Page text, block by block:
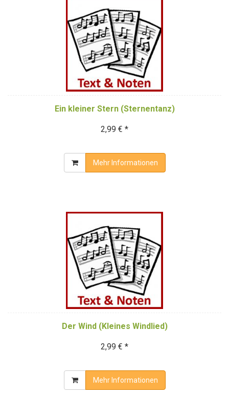
Ein kleiner Stern (Sternentanz)
2,99 € *
Mehr Informationen
Der Wind (Kleines Windlied)
2,99 € *
Mehr Informationen